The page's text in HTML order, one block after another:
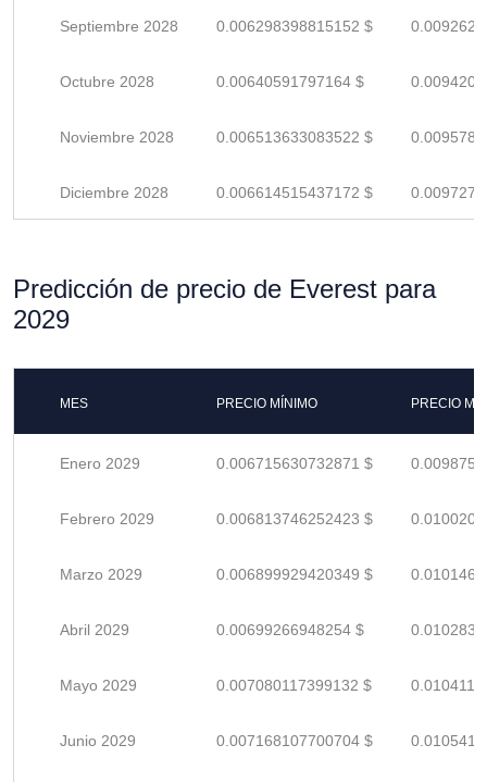
Septiembre 2028 0.006298398815152 $
Octubre 2028 0.00640591797164 $
Noviembre 2028 0.006513633083522 $
Diciembre 2028 0.006614515437172 $
Predicción de precio de Everest para
2029
MES PRECIO MÍNIMO PRECIO
Enero 2029 0.006715630732871 $
Febrero 2029 0.006813746252423 $
Marzo 2029 0.006899929420349 $
Abril 2029 0.00699266948254 $
Mayo 2029 0.007080117399132 $
Junio 2029 0.007168107700704 $